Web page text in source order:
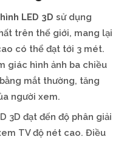
LED 3D sử dụng
trên thế giới, mang lại
có thể đạt tới 3 mét.
giác hình ảnh ba chiều
mắt thường, tăng
người xem.
3D đạt đến độ phân giải
TV độ nét cao. Điều